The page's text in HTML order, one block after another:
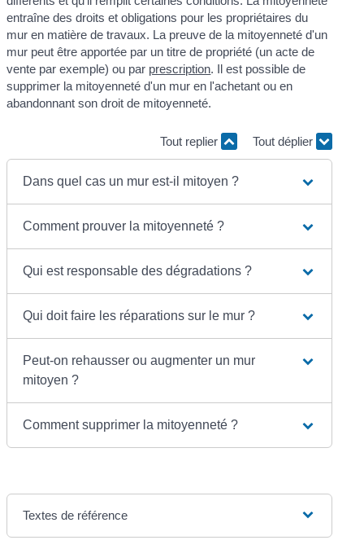
entraîne des droits et obligations pour les propriétaires du
mur en matière de travaux. La preuve de la mitoyenneté d'un
mur peut être apportée par un titre de propriété (un acte de
vente par exemple) ou par prescription. Il est possible de
supprimer la mitoyenneté d'un mur en l'achetant ou en
abandonnant son droit de mitoyenneté.
Tout replier Tout déplier
Dans quel cas un mur est-il mitoyen ?
Comment prouver la mitoyenneté ?
Qui est responsable des dégradations ?
Qui doit faire les réparations sur le mur ?
Peut-on rehausser ou augmenter un mur
mitoyen ?
Comment supprimer la mitoyenneté ?
Textes de référence